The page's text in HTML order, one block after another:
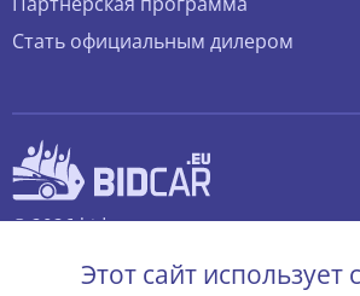
Стать официальным дилером
© 2026 bidcar.eu
Этот сайт использует